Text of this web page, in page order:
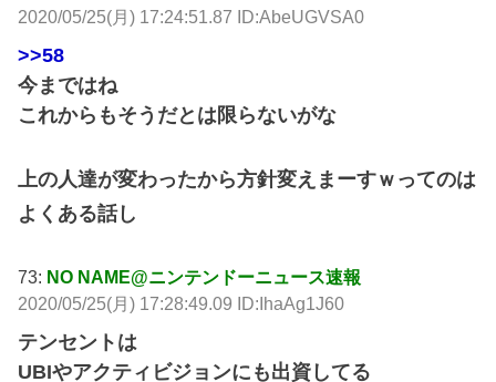
2020/05/25(月) 17:24:51.87 ID:AbeUGVSA0
>>58
今まではね
これからもそうだとは限らないがな
上の人達が変わったから方針変えまーすｗってのは
よくある話し
73: NO NAME@ニンテンドーニュース速報
2020/05/25(月) 17:28:49.09 ID:IhaAg1J60
テンセントは
UBIやアクティビジョンにも出資してる